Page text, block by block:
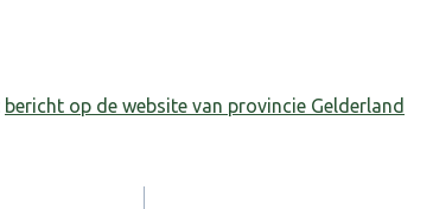
bericht op de website van provincie Gelderland